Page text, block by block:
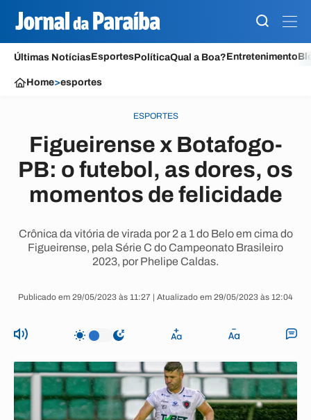
Últimas NotíciasEsportesPolíticaQual a Boa?Entretenimento
Home>esportes
ESPORTES
Figueirense x Botafogo-
PB: o futebol, as dores, os
momentos de felicidade
Crônica da vitória de virada por 2 a 1 do Belo em cima do
Figueirense, pela Série C do Campeonato Brasileiro
2023, por Phelipe Caldas.
Publicado em 29/05/2023 às 11:27 | Atualizado em 29/05/2023 às 12:04